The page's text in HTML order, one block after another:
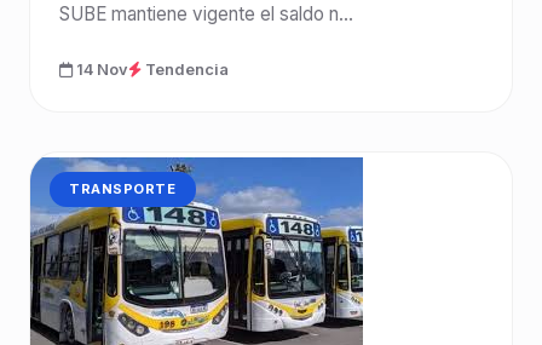
SUBE mantiene vigente el saldo n...
14 Nov Tendencia
CATEGORÍA:
TRANSPORTE